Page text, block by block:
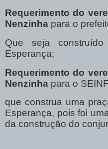
Requerimento do
Nenzinha para o
Que seja
Esperança;
Requerimento do
Nenzinha para o
que construa uma
Esperança, pois foi
da construção do